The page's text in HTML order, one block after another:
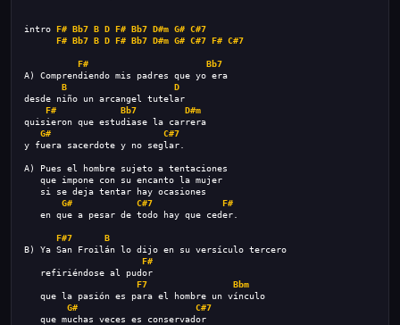
intro F# Bb7 B D F# Bb7 D#m G# C#7
F# Bb7 B D F# Bb7 D#m G# C#7 F# C#7
F#
Bb7
A) Comprendiendo mis padres que yo era
B
D
desde niño un arcangel tutelar
F#
Bb7
D#m
quisieron que estudiase la carrera
G#
C#7
y fuera sacerdote y no seglar.
A) Pues el hombre sujeto a tentaciones
que impone con su encanto la mujer
si se deja tentar hay ocasiones
G#
C#7
F#
en que a pesar de todo hay que ceder.
F#7
B
B) Ya San Froilán lo dijo en su versículo tercero
F#
refiriéndose al pudor
F7
Bbm
que la pasión es para el hombre un vínculo
G#
C#7
que muchas veces es conservador